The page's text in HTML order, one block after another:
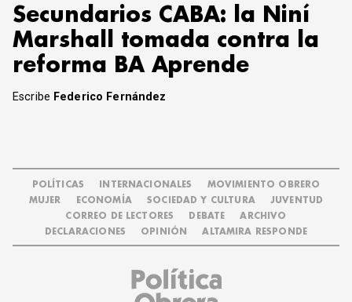
Secundarios CABA: la Niní
Marshall tomada contra la
reforma BA Aprende
Escribe Federico Fernández
POLÍTICAS INTERNACIONALES
MOVIMIENTO OBRERO
MUJER
ECONOMÍA SOCIEDAD Y CULTURA
JUVENTUD
CORREO DE LECTORES
DEBATE
ARCHIVO
DECLARACIONES
OPINIÓN ALTAMIRA RESPONDE